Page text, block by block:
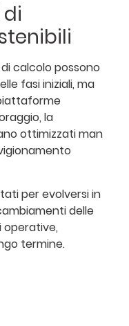
calcolo possono
fasi iniziali, ma
la
ottimizzati man
per evolversi in
delle
operative,
termine.